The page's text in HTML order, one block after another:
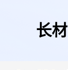
长